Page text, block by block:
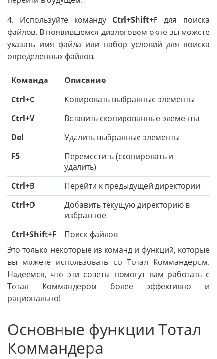
4. Используйте команду Ctrl+Shift+F для поиска
файлов. В появившемся диалоговом окне вы можете
указать имя файла или набор условий для поиска
определенных файлов.
Команда
Описание
Ctrl+C
Копировать выбранные элементы
Ctrl+V
Вставить скопированные элементы
Del
Удалить выбранные элементы
F5
Переместить (скопировать и
удалить)
Ctrl+B
Перейти к предыдущей директории
Ctrl+D
Добавить текущую директорию в
избранное
Ctrl+Shift+F
Поиск файлов
Это только некоторые из команд и функций, которые
вы можете использовать со Тотал Коммандером.
Надеемся, что эти советы помогут вам работать с
Тотал Коммандером более эффективно и
рационально!
Основные функции Тотал
Коммандера